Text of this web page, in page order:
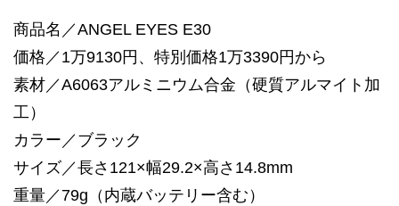
商品名／ANGEL EYES E30
価格／1万9130円、特別価格1万3390円から
素材／A6063アルミニウム合金（硬質アルマイト加
工）
カラー／ブラック
サイズ／長さ121×幅29.2×高さ14.8mm
重量／79g（内蔵バッテリー含む）